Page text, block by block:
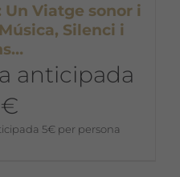
Un Viatge sonor i
Silenci i
anticipada
5€ per persona